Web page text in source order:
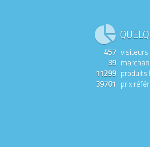
457
39
11299 produits
39701 prix